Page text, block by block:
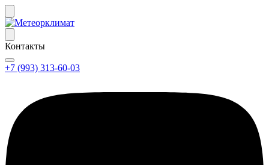
Контакты
+7 (993) 313-60-03